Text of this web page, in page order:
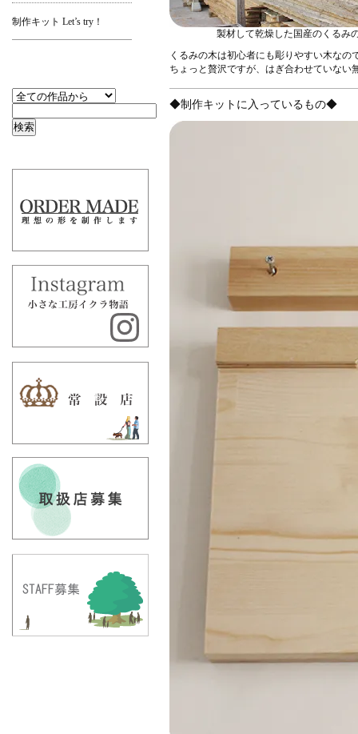
製材して乾燥した国産のくるみ
くるみの木は初心者にも彫りやすい木な
ちょっと贅沢ですが、はぎ合わせていな
◆制作キットに入っているもの◆
制作キット Let’s try！